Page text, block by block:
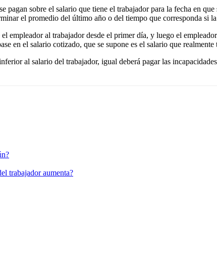
pagan sobre el salario que tiene el trabajador para la fecha en
el promedio del último año o del tiempo que corresponda si
empleador al trabajador desde el primer día, y luego el
en el salario cotizado, que se supone es el salario que realmente
al salario del trabajador, igual deberá pagar las
trabajador aumenta?